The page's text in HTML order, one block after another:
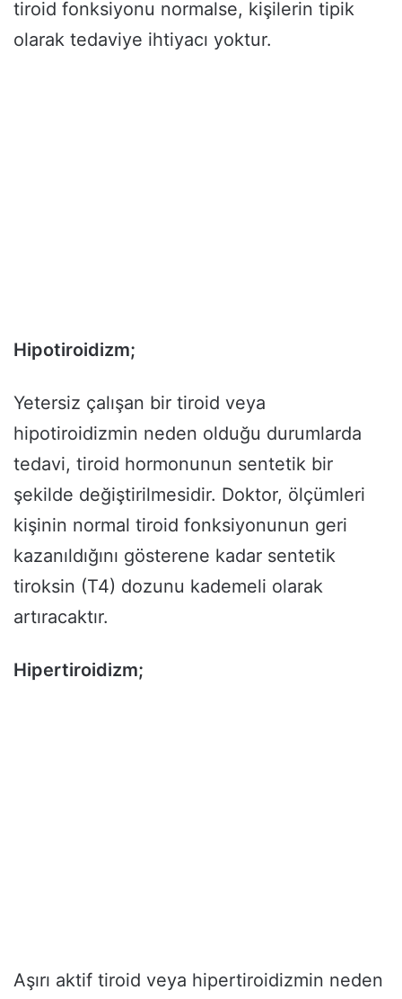
tiroid fonksiyonu normalse, kişilerin tipik
olarak tedaviye ihtiyacı yoktur.
Hipotiroidizm;
Yetersiz çalışan bir tiroid veya
hipotiroidizmin neden olduğu durumlarda
tedavi, tiroid hormonunun sentetik bir
şekilde değiştirilmesidir. Doktor, ölçümleri
kişinin normal tiroid fonksiyonunun geri
kazanıldığını gösterene kadar sentetik
tiroksin (T4) dozunu kademeli olarak
artıracaktır.
Hipertiroidizm;
Aşırı aktif tiroid veya hipertiroidizmin neden